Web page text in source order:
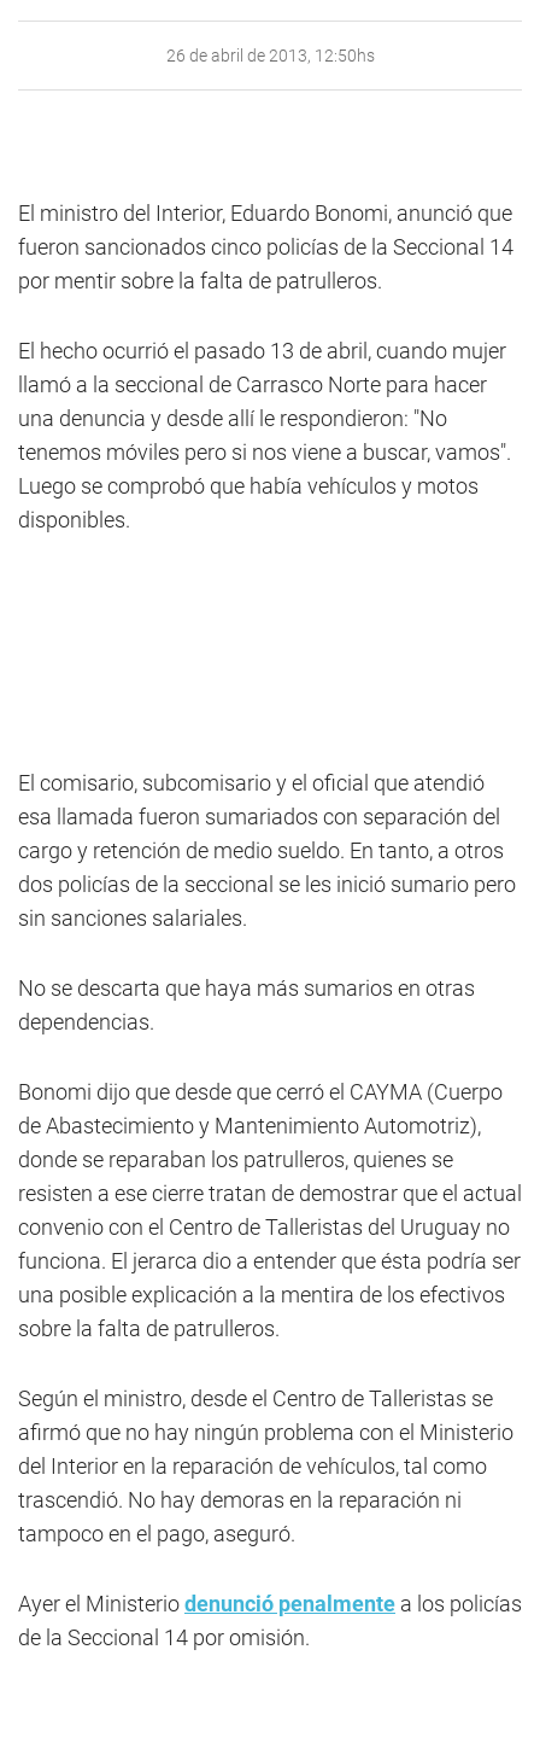
26 de abril de 2013, 12:50hs
El ministro del Interior, Eduardo Bonomi, anunció que
fueron sancionados cinco policías de la Seccional 14
por mentir sobre la falta de patrulleros.
El hecho ocurrió el pasado 13 de abril, cuando mujer
llamó a la seccional de Carrasco Norte para hacer
una denuncia y desde allí le respondieron: "No
tenemos móviles pero si nos viene a buscar, vamos".
Luego se comprobó que había vehículos y motos
disponibles.
El comisario, subcomisario y el oficial que atendió
esa llamada fueron sumariados con separación del
cargo y retención de medio sueldo. En tanto, a otros
dos policías de la seccional se les inició sumario pero
sin sanciones salariales.
No se descarta que haya más sumarios en otras
dependencias.
Bonomi dijo que desde que cerró el CAYMA (Cuerpo
de Abastecimiento y Mantenimiento Automotriz),
donde se reparaban los patrulleros, quienes se
resisten a ese cierre tratan de demostrar que el actual
convenio con el Centro de Talleristas del Uruguay no
funciona. El jerarca dio a entender que ésta podría ser
una posible explicación a la mentira de los efectivos
sobre la falta de patrulleros.
Según el ministro, desde el Centro de Talleristas se
afirmó que no hay ningún problema con el Ministerio
del Interior en la reparación de vehículos, tal como
trascendió. No hay demoras en la reparación ni
tampoco en el pago, aseguró.
Ayer el Ministeriodenunció penalmente a los policías
de la Seccional 14 por omisión.